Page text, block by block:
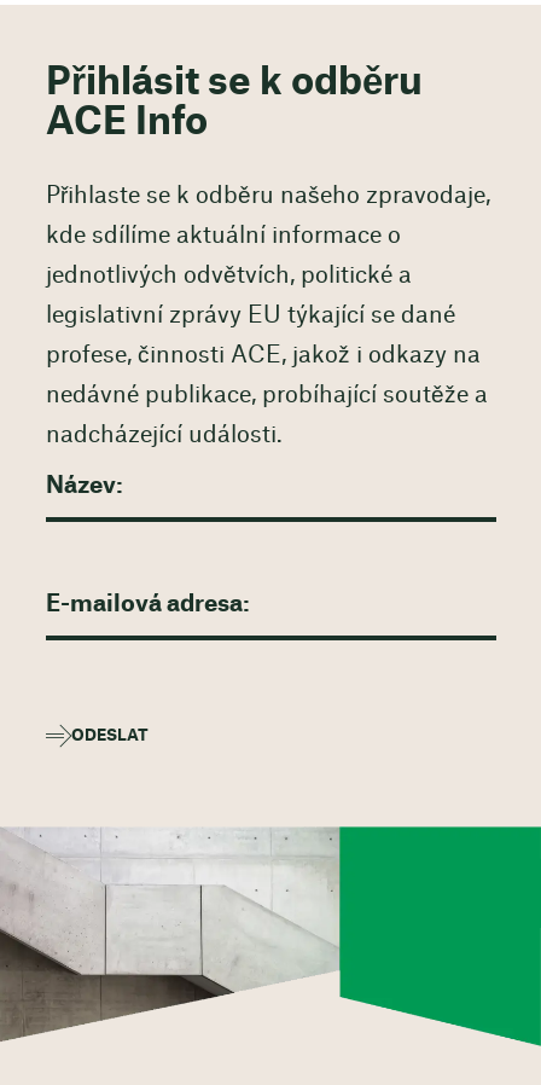
Přihlásit se k odběru
ACE Info
Přihlaste se k odběru našeho zpravodaje,
kde sdílíme aktuální informace o
jednotlivých odvětvích, politické a
legislativní zprávy EU týkající se dané
profese, činnosti ACE, jakož i odkazy na
nedávné publikace, probíhající soutěže a
nadcházející události.
ODESLAT